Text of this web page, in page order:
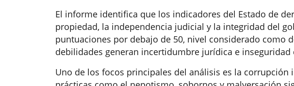
El informe identifica que los indicadores del Estado de
propiedad, la independencia judicial y la integridad del
puntuaciones por debajo de 50, nivel considerado como
debilidades generan incertidumbre jurídica e inseguridad
Uno de los focos principales del análisis es la corrupción